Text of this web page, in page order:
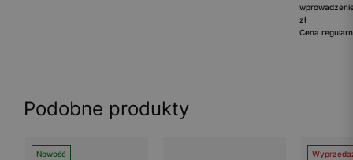
zł
Cena
Podobne produkty
Nowość